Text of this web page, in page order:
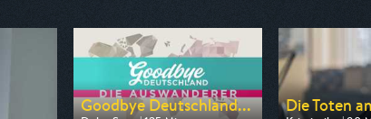
Goodbye Deutschland... Die Toten